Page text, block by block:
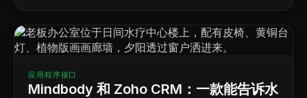
应用程序接口
Mindbody 和 Zoho CRM：一款能告诉水